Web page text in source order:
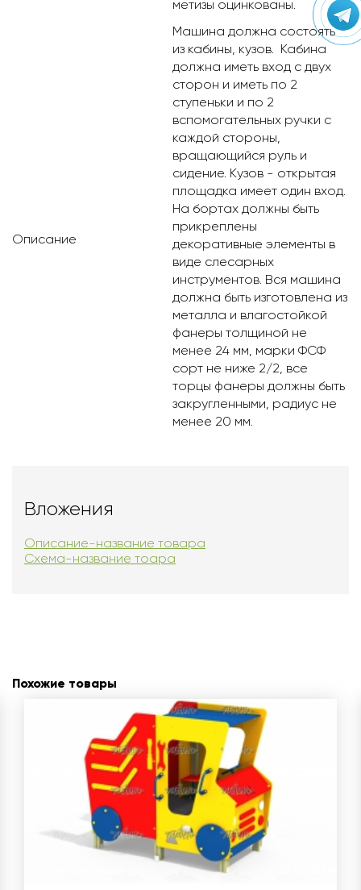
метизы оцинкованы.
Описание
Машина должна состоять
из кабины, кузов. Кабина
должна иметь вход с двух
сторон и иметь по 2
ступеньки и по 2
вспомогательных ручки с
каждой стороны,
вращающийся руль и
сидение. Кузов - открытая
площадка имеет один вход.
На бортах должны быть
прикреплены
декоративные элементы в
виде слесарных
инструментов. Вся машина
должна быть изготовлена из
металла и влагостойкой
фанеры толщиной не
менее 24 мм, марки ФСФ
сорт не ниже 2/2, все
торцы фанеры должны быть
закругленными, радиус не
менее 20 мм.
Вложения
Описание-название товара
Схема-название тоара
Похожие товары